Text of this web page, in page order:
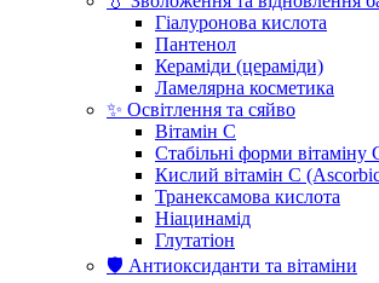
Гіалуронова кислота
Пантенол
Кераміди (цераміди)
Ламелярна косметика
✨ Освітлення та сяйво
Вітамін С
Стабільні форми вітаміну
Кислий вітамін С
Транексамова кислота
Ніацинамід
Глутатіон
🛡️ Антиоксиданти та вітаміни